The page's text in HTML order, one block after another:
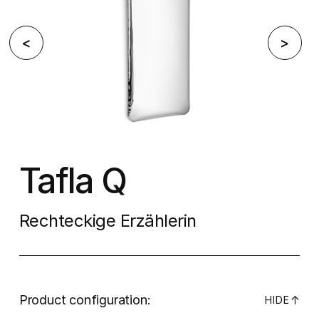
< >
Tafla Q
Rechteckige Erzählerin
Product configuration: HIDE ↓